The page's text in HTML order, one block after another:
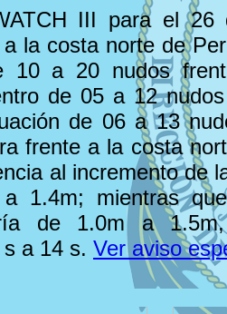
III para el 26
la costa norte de
10 a 20 nudos
de 05 a 12
de 06 a 13
frente a la costa
al incremento de
1.4m; mientras
de 1.0m a
a 14 s. Ver aviso